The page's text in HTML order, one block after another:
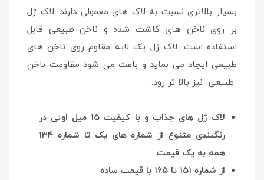
بسیار بالاتری نسبت به لاک های معمولی دارند. لاک ژل
بر روی ناخن های کاشت شده و ناخن طبیعی قابل
استفاده است. لاک ژل یک لایه مقاوم روی ناخن های
طبیعی ایجاد می نماید و باعث می شود مقاومت ناخن
طبیعی نیز بالا تر رود.
لاک ژل های جذاب و با کیفیت ۱۵ میل اوتی در
رنگبندی متنوع از شماره های یک تا شماره ۱۳۴
همه به یک قیمت
از شماره ۱۵۱ تا ۱۶۵ با قیمت ساده